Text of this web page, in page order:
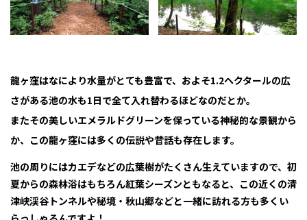
龍ヶ窪はなにより水量がとても豊富で、およそ1.2ヘクタールの広
さがある池の水も1日で全て入れ替わるほどなのだとか。
またその美しいエメラルドグリーンを保っている神秘的な景観から
か、この龍ヶ窪には多くの伝説や昔話も存在します。
池の周りにはカエデなどの広葉樹がたくさん生えていますので、初
夏からの森林浴はもちろん紅葉シーズンともなると、この近くの清
津峡渓谷トンネルや秘境・秋山郷などと一緒に訪れる方も多くい